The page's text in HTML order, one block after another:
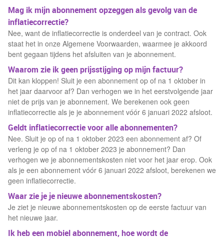
Mag ik mijn abonnement opzeggen als gevolg van de
inflatiecorrectie?
Nee, want de inflatiecorrectie is onderdeel van je contract. Ook
staat het in onze Algemene Voorwaarden, waarmee je akkoord
bent gegaan tijdens het afsluiten van je abonnement.
Waarom zie ik geen prijsstijging op mijn factuur?
Dit kan kloppen! Sluit je een abonnement op of na 1 oktober in
het jaar daarvoor af? Dan verhogen we in het eerstvolgende jaar
niet de prijs van je abonnement. We berekenen ook geen
inflatiecorrectie als je je abonnement vóór 6 januari 2022 afsloot.
Geldt inflatiecorrectie voor alle abonnementen?
Nee. Sluit je op of na 1 oktober 2023 een abonnement af? Of
verleng je op of na 1 oktober 2023 je abonnement? Dan
verhogen we je abonnementskosten niet voor het jaar erop. Ook
als je een abonnement vóór 6 januari 2022 afsloot, berekenen we
geen inflatiecorrectie.
Waar zie je je nieuwe abonnementskosten?
Je ziet je nieuwe abonnementskosten op de eerste factuur van
het nieuwe jaar.
Ik heb een mobiel abonnement, hoe wordt de